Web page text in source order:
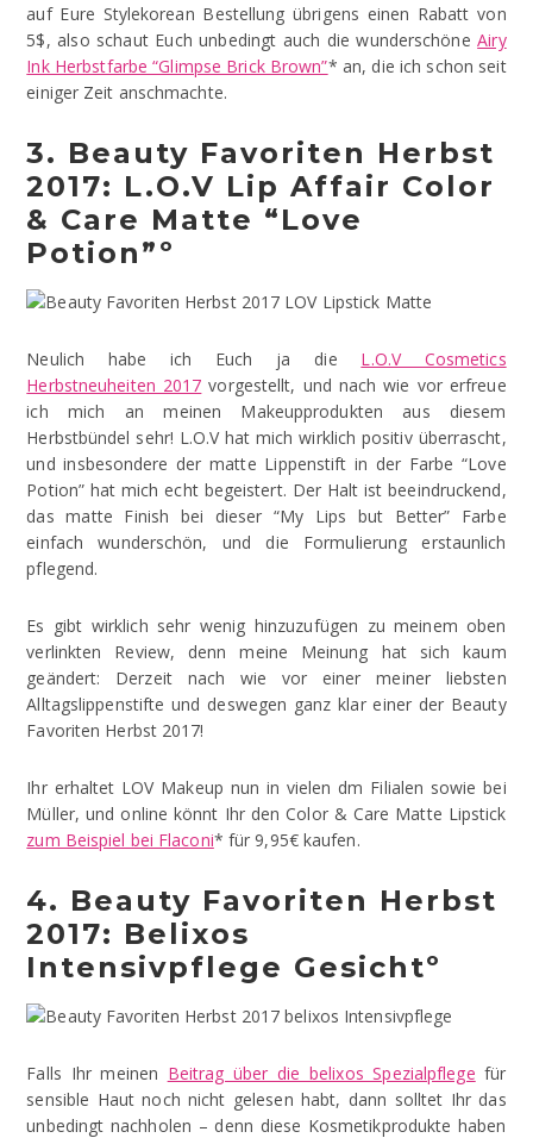
auf Eure Stylekorean Bestellung übrigens einen Rabatt von
5$, also schaut Euch unbedingt auch die wunderschöneAiry
Ink Herbstfarbe “Glimpse Brick Brown”* an, die ich schon seit
einiger Zeit anschmachte.
3. Beauty Favoriten Herbst
2017: L.O.V Lip Affair Color
& Care Matte “Love
Potion”º
Neulich habe ich Euch ja die L.O.V Cosmetics
Herbstneuheiten 2017 vorgestellt, und nach wie vor erfreue
ich mich an meinen Makeupprodukten aus diesem
Herbstbündel sehr! L.O.V hat mich wirklich positiv überrascht,
und insbesondere der matte Lippenstift in der Farbe “Love
Potion” hat mich echt begeistert. Der Halt ist beeindruckend,
das matte Finish bei dieser “My Lips but Better” Farbe
einfach wunderschön, und die Formulierung erstaunlich
pflegend.
Es gibt wirklich sehr wenig hinzuzufügen zu meinem oben
verlinkten Review, denn meine Meinung hat sich kaum
geändert: Derzeit nach wie vor einer meiner liebsten
Alltagslippenstifte und deswegen ganz klar einer der Beauty
Favoriten Herbst 2017!
Ihr erhaltet LOV Makeup nun in vielen dm Filialen sowie bei
Müller, und online könnt Ihr den Color & Care Matte Lipstick
zum Beispiel bei Flaconi* für 9,95€ kaufen.
4. Beauty Favoriten Herbst
2017: Belixos
Intensivpflege Gesichtº
Falls Ihr meinen Beitrag über die belixos Spezialpflege für
sensible Haut noch nicht gelesen habt, dann solltet Ihr das
unbedingt nachholen – denn diese Kosmetikprodukte haben